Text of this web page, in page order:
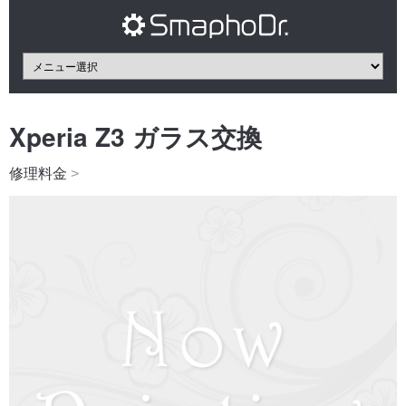
Xperia Z3 ガラス交換
修理料金 >